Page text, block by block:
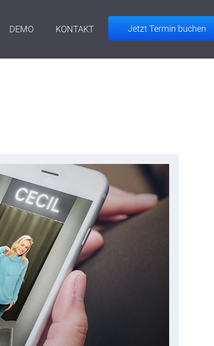
DEMO KONTAKT Jetzt Termin buchen